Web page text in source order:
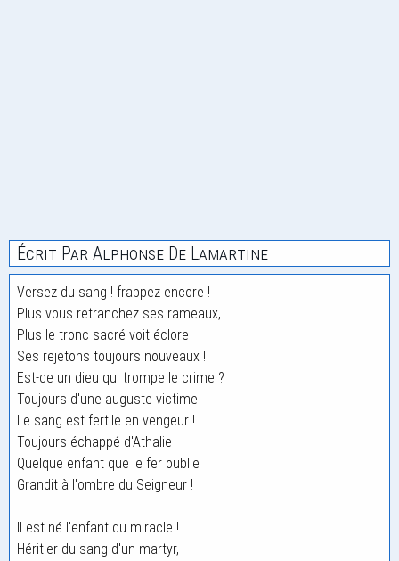
Écrit Par Alphonse De Lamartine
Versez du sang ! frappez encore !
Plus vous retranchez ses rameaux,
Plus le tronc sacré voit éclore
Ses rejetons toujours nouveaux !
Est-ce un dieu qui trompe le crime ?
Toujours d'une auguste victime
Le sang est fertile en vengeur !
Toujours échappé d'Athalie
Quelque enfant que le fer oublie
Grandit à l'ombre du Seigneur !
Il est né l'enfant du miracle !
Héritier du sang d'un martyr,